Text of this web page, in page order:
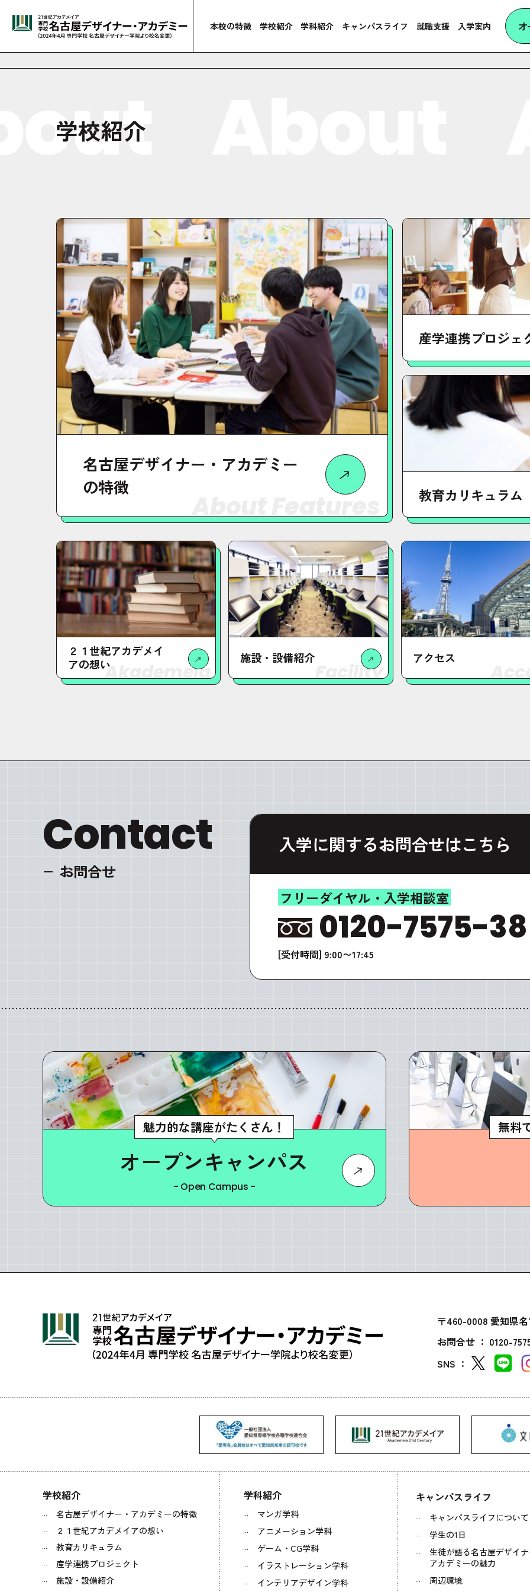
本校の特徴 学校紹介 学科紹介 キャンパスライフ 就職支援 入学案内
学校紹介
名古屋デザイナー・アカデミー
の特徴
産学連携プロジェ
教育カリキュラム
２１世紀アカデメイ
アの想いAkademeia
施設・設備紹介
Facility
アクセス
Contact
お問合せ
入学に関するお問合せはこちら
フリーダイヤル・入学相談室
0120-7575-38
[受付時間] 9:00〜17:45
魅力的な講座がたくさん！
オープンキャンパス
- Open Campus -
無料
〒460-0008 愛知県
お問合せ ： 0120-
SNS ：
学校紹介
名古屋デザイナー・アカデミーの特徴
２１世紀アカデメイアの想い
教育カリキュラム
産学連携プロジェクト
施設・設備紹介
学科紹介
マンガ学科
アニメーション学科
ゲーム・CG学科
イラストレーション学科
インテリアデザイン学科
キャンパスライフ
キャンパスライフについて
学生の1日
生徒が語る名古屋デザイ
アカデミーの魅力
周辺環境